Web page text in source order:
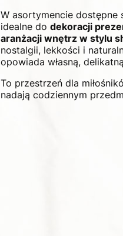
W asortymencie dostępne
idealne do dekoracji
aranżacji wnętrz w stylu
nostalgii, lekkości i
opowiada własną,
To przestrzeń dla
nadają codziennym